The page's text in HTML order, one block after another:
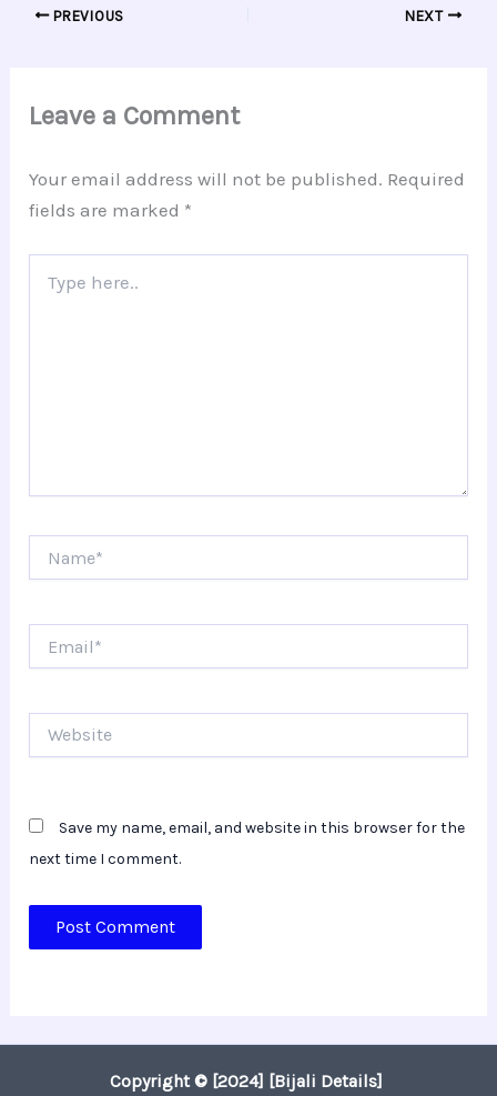
PREVIOUS NEXT
Leave a Comment
Your email address will not be published. Required
fields are marked *
here..
Save my name, email, and website in this browser for the
next time I comment.
Copyright © [2024] [Bijali Details]